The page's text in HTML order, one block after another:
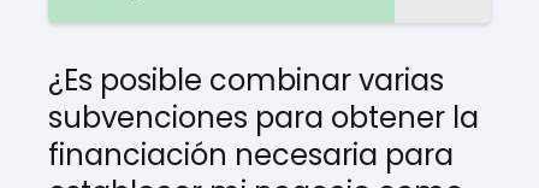
¿Es posible combinar varias
subvenciones para obtener la
financiación necesaria para